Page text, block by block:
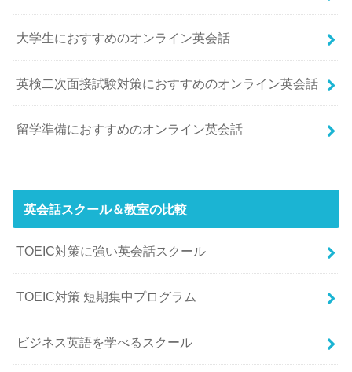
大学生におすすめのオンライン英会話
英検二次面接試験対策におすすめのオンライン英会話
留学準備におすすめのオンライン英会話
英会話スクール＆教室の比較
TOEIC対策に強い英会話スクール
TOEIC対策 短期集中プログラム
ビジネス英語を学べるスクール